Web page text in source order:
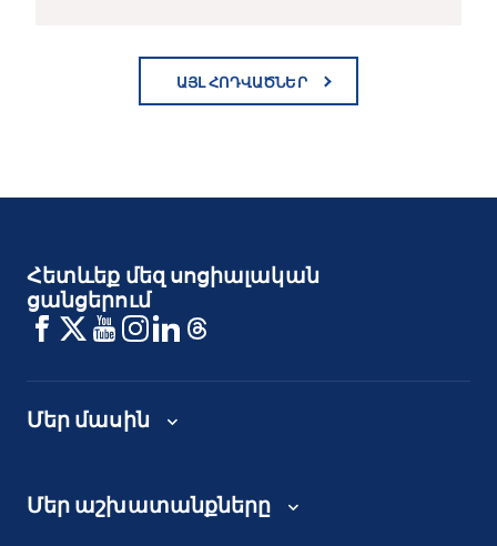
ԱՅԼ ՀՈԴՎԱԾՆԵՐ
Հետևեք մեզ սոցիալական
ցանցերում
Մեր մասին
Մեր աշխատանքները